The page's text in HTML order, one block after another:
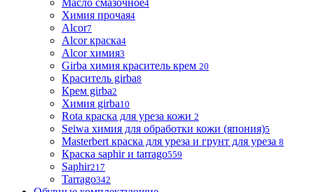
Масло смазочное4
Химия прочая4
Alcor7
Alcor краска4
Alcor химия3
Girba химия краситель крем 20
Краситель girba8
Крем girba2
Химия girba10
Rota краска для уреза кожи 2
Seiwa химия для обработки кожи (япония)5
Masterbert краска для уреза и грунт для уреза 8
Краска saphir и tarrago559
Saphir217
Tarrago342